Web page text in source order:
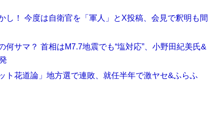
し！ 今度は自衛官を「軍人」とX投稿、会見で釈明も間
何サマ？ 首相はM7.7地震でも“塩対応”、小野田紀美氏&
ト花道論」地方選で連敗、就任半年で激ヤセ&ふらふ